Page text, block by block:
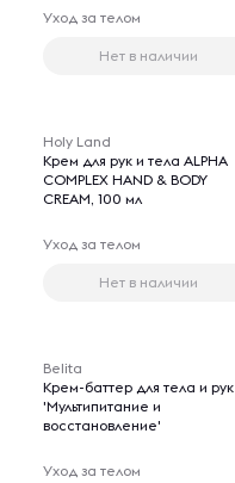
Уход за телом
Нет в наличии
Holy Land
Крем для рук и тела ALPHA
COMPLEX HAND & BODY
CREAM, 100 мл
Уход за телом
Нет в наличии
Belita
Крем-баттер для тела и рук
'Мультипитание и
восстановление'
Уход за телом